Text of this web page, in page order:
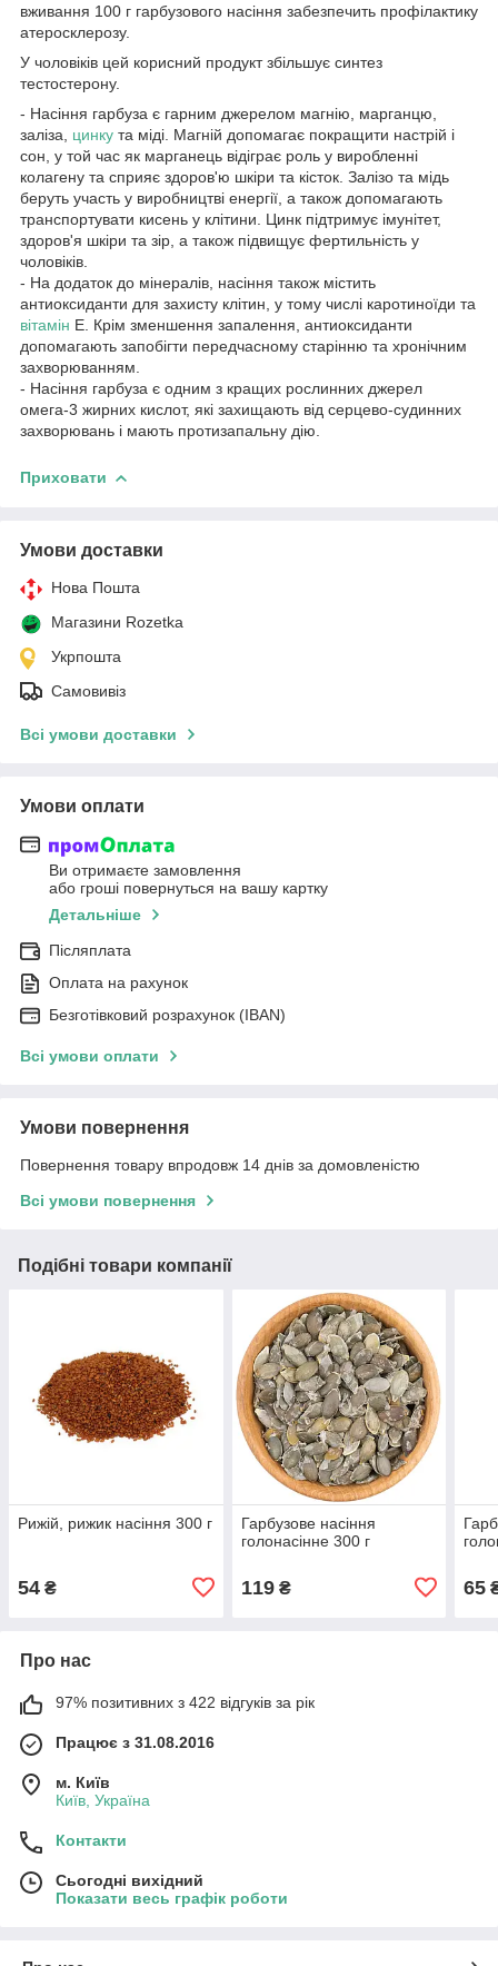
вживання 100 г гарбузового насіння забезпечить профілактику
атеросклерозу.
У чоловіків цей корисний продукт збільшує синтез
тестостерону.
- Насіння гарбуза є гарним джерелом магнію, марганцю,
заліза, цинку та міді. Магній допомагає покращити настрій і
сон, у той час як марганець відіграє роль у виробленні
колагену та сприяє здоров'ю шкіри та кісток. Залізо та мідь
беруть участь у виробництві енергії, а також допомагають
транспортувати кисень у клітини. Цинк підтримує імунітет,
здоров'я шкіри та зір, а також підвищує фертильність у
чоловіків.
- На додаток до мінералів, насіння також містить
антиоксиданти для захисту клітин, у тому числі каротиноїди та
вітамін Е. Крім зменшення запалення, антиоксиданти
допомагають запобігти передчасному старінню та хронічним
захворюванням.
- Насіння гарбуза є одним з кращих рослинних джерел
омега-3 жирних кислот, які захищають від серцево-судинних
захворювань і мають протизапальну дію.
Приховати
Умови доставки
Нова Пошта
Магазини Rozetka
Укрпошта
Самовивіз
Всі умови доставки
Умови оплати
Ви отримаєте замовлення
або гроші повернуться на вашу картку
Детальніше
Післяплата
Оплата на рахунок
Безготівковий розрахунок (IBAN)
Всі умови оплати
Умови повернення
Повернення товару впродовж 14 днів за домовленістю
Всі умови повернення
Подібні товари компанії
Рижій, рижик насіння 300 г
54 ₴
Гарбузове насіння
голонасінне 300 г
119₴ 65
Про нас
97% позитивних з 422 відгуків за рік
Працює з 31.08.2016
м. Київ
Київ, Україна
Контакти
Сьогодні вихідний
Показати весь графік роботи